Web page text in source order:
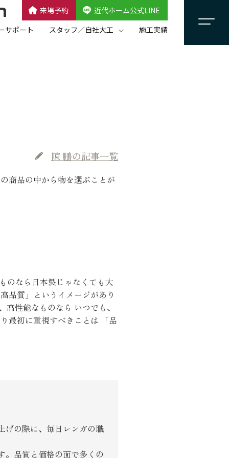
来場予約
近代ホーム公式LINE
サポート
スタッフ／自社大工 施工実績
近代ホーム公式LINE
CLOSE×
サポート
ト
陳 鵬の記事一覧
商品の中から物を選ぶことが
のなら日本製じゃなくても大
品質」というイメージがあり
性能なものなら いつでも、
最初に重視すべきことは 「品
げの際に、毎日レンガの職
。品質と価格の面で多くの